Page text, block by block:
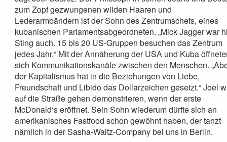
zum Zopf gezwungenen wilden Haaren und
Lederarmbändern ist der Sohn des Zentrumschefs, eines
kubanischen Parlamentsabgeordneten. „Mick Jagger war
Sting auch. 15 bis 20 US-Gruppen besuchen das Zentrum
jedes Jahr.“ Mit der Annäherung der USA und Kuba
sich Kommunikationskanäle zwischen den Menschen.
der Kapitalismus hat in die Beziehungen von Liebe,
Freundschaft und Libido das Dollarzeichen gesetzt.“ Joel
auf die Straße gehen demonstrieren, wenn der erste
McDonald‘s eröffnet. Sein Sohn wiederum dürfte sich an
amerikanisches Fastfood schon gewöhnt haben, der tanzt
nämlich in der Sasha-Waltz-Company bei uns in Berlin.